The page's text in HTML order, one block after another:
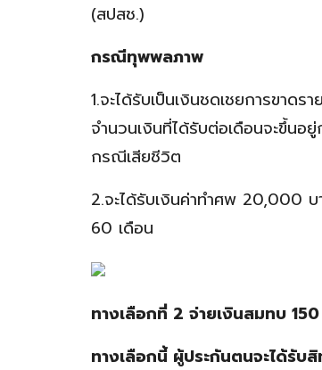
(สปสช.)
กรณีทุพพลภาพ
1.จะได้รับเป็นเงินชดเชยการขา
จำนวนเงินที่ได้รับต่อเดือนจะขึ้นอ
กรณีเสียชีวิต
2.จะได้รับเงินค่าทำศพ 20,000
60 เดือน
ทางเลือกที่ 2 จ่ายเงินสมทบ
ทางเลือกนี้ ผู้ประกันตนจะได้รั